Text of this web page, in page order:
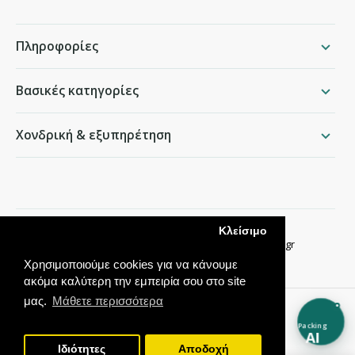
Χρησιμοποιούμε cookies για να κάνουμε
ακόμα καλύτερη την εμπειρία σου στο site
μας. Μάθετε περισσότερα
Κλείσιμο
Ιδιότητες Αποδοχή
Τιμή λιανικής:0,59€ i
1000 ΤΜΧ 0,33€+ ΦΠΑ/ΤΜΧ
Διαθέσιμο για αποστολή
να προσφέρει ταχύτητα στη συσκευασία και ασφάλ..
Πληροφορίες
Βασικές κατηγορίες
Χονδρική & εξυπηρέτηση
info@packing.gr
Packing
AI